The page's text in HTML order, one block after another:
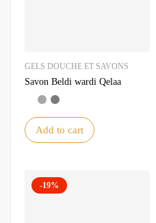
GELS DOUCHE ET SAVONS
Savon Beldi wardi Qelaa
Add to cart
-19%